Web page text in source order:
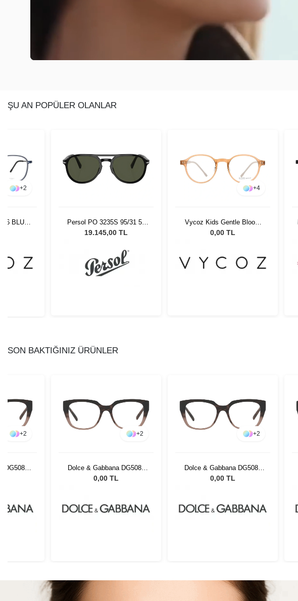
ŞU AN POPÜLER OLANLAR
+2
BLU-G
Persol PO 3235S 95/31 55
Unisex Güneş Gözlüğü
19.145,00 TL
+4
Vycoz Kids Gentle Bloom
BRN 46-19 135
0,00 TL
SON BAKTIĞINIZ ÜRÜNLER
+2 +2
Dolce & Gabbana DG5087
3386 53
0,00 TL
+2
Dolce & Gabbana DG5087
3386 53
0,00 TL